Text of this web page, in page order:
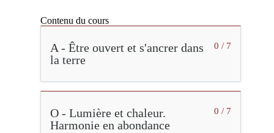
Contenu du cours
0 / 7
A - Être ouvert et s'ancrer dans
la terre
0 / 7
O - Lumière et chaleur.
Harmonie en abondance